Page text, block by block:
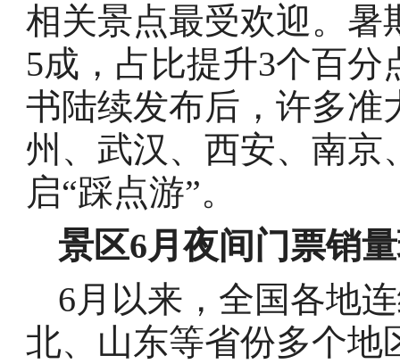
相关景点最受欢迎。暑
5成，占比提升3个百
书陆续发布后，许多准
州、武汉、西安、南京
启“踩点游”。
景区6月夜间门票销
6月以来，全国各地
北、山东等省份多个地